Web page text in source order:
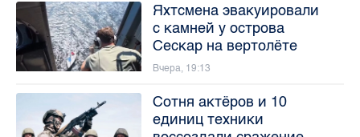
Яхтсмена эвакуировали
с камней у острова
Сескар на вертолёте
Вчера, 19:13
Сотня актёров и 10
единиц техники